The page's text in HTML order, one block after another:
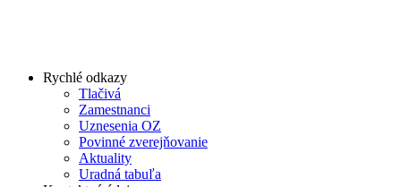
Rychlé odkazy
Tlačivá
Zamestnanci
Uznesenia OZ
Povinné zverejňovanie
Aktuality
Uradná tabuľa